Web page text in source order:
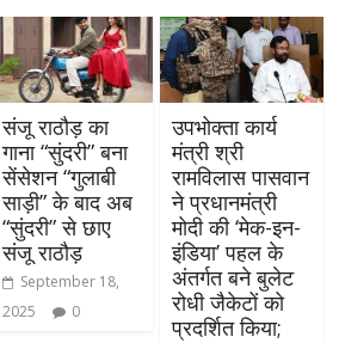
संजू राठौड़ का
गाना “सुंदरी” बना
सेंसेशन “गुलाबी
साड़ी” के बाद अब
“सुंदरी” से छाए
संजू राठौड़
September 18,
2025
0
उपभोक्ता कार्य
मंत्री श्री
रामविलास पासवान
ने प्रधानमंत्री
मोदी की ‘मेक-इन-
इंडिया’ पहल के
अंतर्गत बने बुलेट
रोधी जैकेटों को
प्रदर्शित किया;